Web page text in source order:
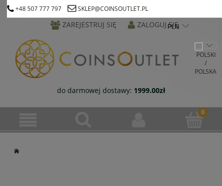
+48 507 777 797 SKLEP@COINSOUTLET.PL
ZAREJESTRUJ SIĘ ZALOGUJ SIĘ
do darmowej dostawy: 1999.00zł